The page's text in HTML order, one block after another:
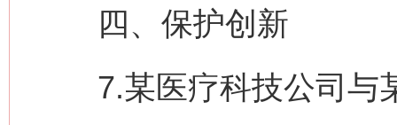
四、保护创新
7.某医疗科技公司与